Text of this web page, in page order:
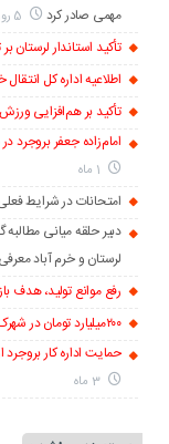
مهمی صادر کرد
تأکید استاندار لرستان
اطلاعیه اداره کل
تأکید بر هم‌افزایی
امام‌زاده جعفر بروجرد
امتحانات در شرایط
دبیر حلقه میانی
لرستان و خرم آباد
رفع موانع تولید، هدف
۲۰۰میلیارد تومان در شهرک‌های صنعتی بروجرد سرمایه‌گذاری می‌شود
حمایت اداره کار
3 ماه